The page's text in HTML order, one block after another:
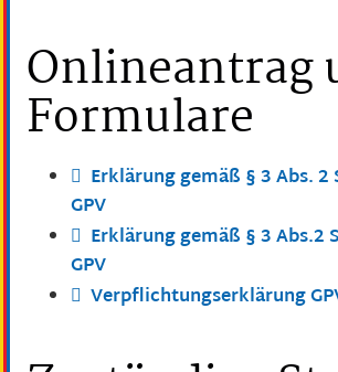
Onlineantrag
Formulare
Erklärung gemäß § 3 Abs.
GPV
Erklärung gemäß § 3 Abs.2
GPV
Verpflichtungserklärung